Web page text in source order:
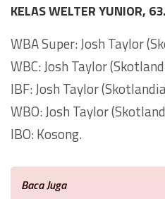
KELAS WELTER YUNIOR,
WBA Super: Josh Taylor
WBC: Josh Taylor
IBF: Josh Taylor
WBO: Josh Taylor
IBO: Kosong.
Baca Juga